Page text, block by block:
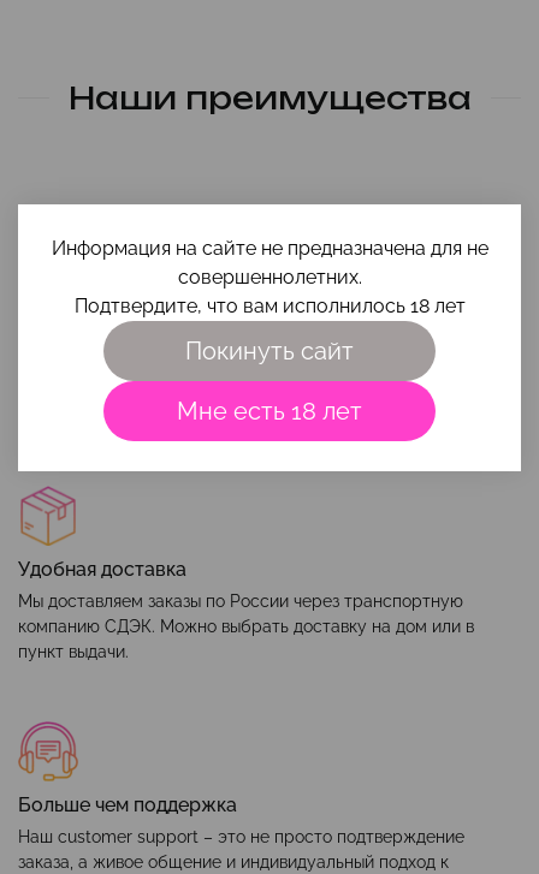
Наши преимущества
Помощь в выборе
Чтобы игрушка и интимная косметика вам максимально
подошли, приходи на
или напиши свой вопрос
smehigrehsexshop@gmail.com.
Удобная доставка
Мы доставляем заказы по России через транспортную
компанию СДЭК. Можно выбрать доставку на дом или в
пункт выдачи.
Больше чем поддержка
Наш customer support – это не просто подтверждение
заказа, а живое общение и индивидуальный подход к
Информация на сайте не предназначена для не
совершеннолетних.
Подтвердите, что вам исполнилось 18 лет
Покинуть сайт
Мне есть 18 лет